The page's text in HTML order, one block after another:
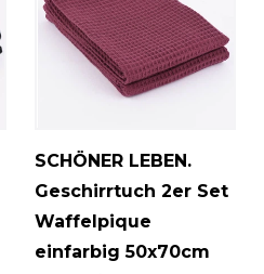
SCHÖNER LEBEN.
Geschirrtuch 2er Set
Waffelpique
einfarbig 50x70cm